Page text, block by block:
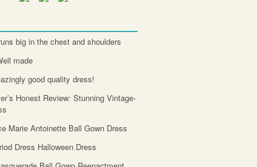
big in the chest and shoulders
made
good quality dress!
Honest Review: Stunning Vintage-
Marie Antoinette Ball Gown Dress
Dress Halloween Dress